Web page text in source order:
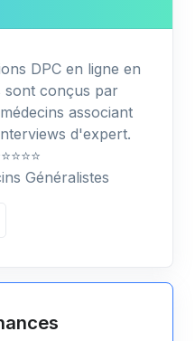
DPC en ligne en
sont conçus par
associant
d'expert.
Généralistes